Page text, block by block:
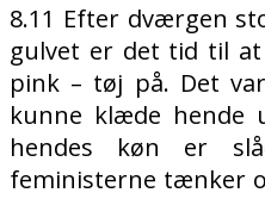
8.11 Efter dværgen
gulvet er det tid til at
pink – tøj på. Det
kunne klæde hende
hendes køn er
feministerne tænker